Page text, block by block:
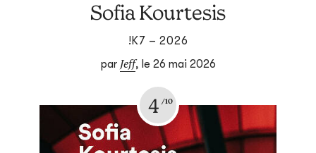
Sofia Kourtesis
!K7 – 2026
par Jeff, le 26 mai 2026
4